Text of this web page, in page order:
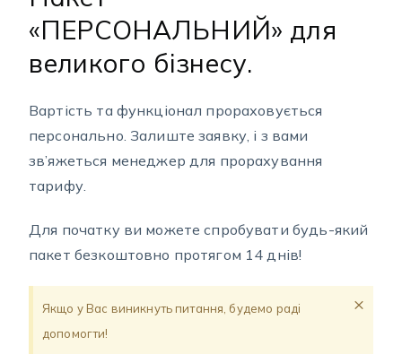
«ПЕРСОНАЛЬНИЙ» для
великого бізнесу.
Вартість та функціонал прораховується
персонально. Залиште заявку, і з вами
зв’яжеться менеджер для прорахування
тарифу.
Для початку ви можете спробувати будь-який
пакет безкоштовно протягом 14 днів!
Якщо у Вас виникнуть питання, будемо раді
допомогти!
×